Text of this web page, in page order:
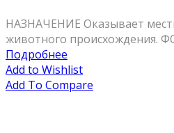
НАЗНАЧЕНИЕ Оказывает
животного происхождения.
Подробнее
Add to Wishlist
Add To Compare